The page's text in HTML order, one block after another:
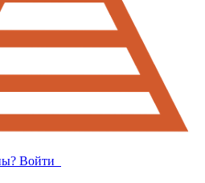
Войти